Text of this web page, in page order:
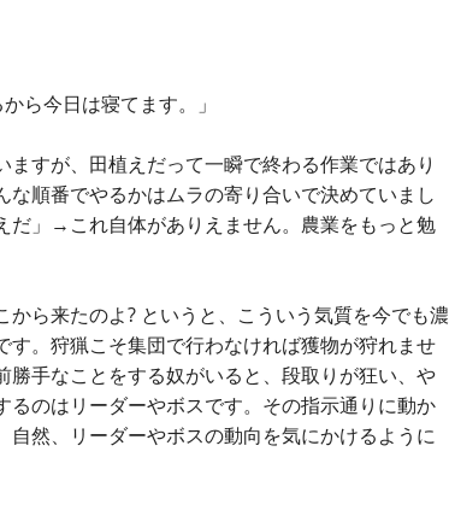
ら今日は寝てます。」
すが、田植えだって一瞬で終わる作業ではあり
な順番でやるかはムラの寄り合いで決めていまし
だ」→これ自体がありえません。農業をもっと勉
から来たのよ? というと、こういう気質を今でも濃
す。狩猟こそ集団で行わなければ獲物が狩れませ
勝手なことをする奴がいると、段取りが狂い、や
るのはリーダーやボスです。その指示通りに動か
然、リーダーやボスの動向を気にかけるように